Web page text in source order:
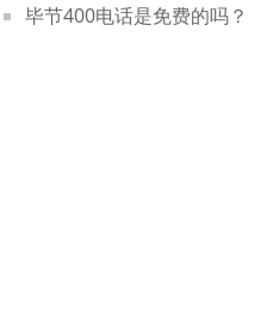
毕节400电话是免费的吗？